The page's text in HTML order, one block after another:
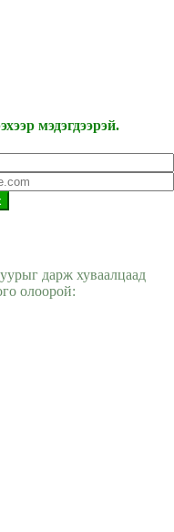
мэдэгдээрэй.
дарж хуваалцаад
олоорой: